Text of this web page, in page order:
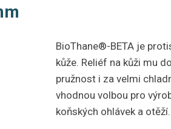
BioThane®-BETA je
kůže. Reliéf na kůži mu
pružnost i za velmi
vhodnou volbou pro
koňských ohlávek a otěží.